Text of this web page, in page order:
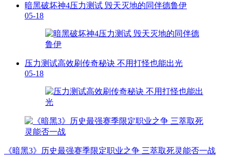
暗黑破坏神4压力测试 毁天灭地的同伴德鲁伊
05-18
压力测试高效刷传奇秘诀 不用打怪也能出光
05-18
《暗黑3》历史最强赛季限定职业之争 三萃取死灵能否一战